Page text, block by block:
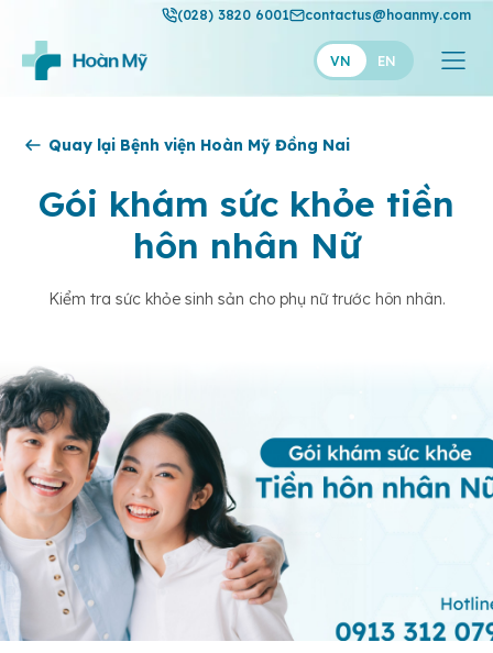
(028) 3820 6001 contactus@hoanmy.com
VN EN
Hoàn Mỹ
Hạnh Phúc
Quay lại Bệnh viện Hoàn Mỹ Đồng Nai
Gói khám sức khỏe tiền
hôn nhân Nữ
Kiểm tra sức khỏe sinh sản cho phụ nữ trước hôn nhân.